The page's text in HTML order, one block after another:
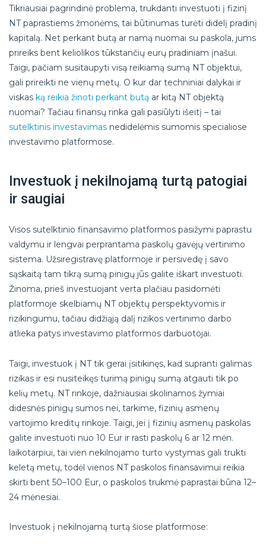
Tikriausiai pagrindinė problema, trukdanti investuoti į fizinį
NT paprastiems žmonėms, tai būtinumas turėti didelį pradinį
kapitalą. Net perkant butą ar namą nuomai su paskola, jums
prireiks bent keliolikos tūkstančių eurų pradiniam įnašui.
Taigi, pačiam susitaupyti visą reikiamą sumą NT objektui,
gali prireikti ne vienų metų. O kur dar techniniai dalykai ir
viskas ką reikia žinoti perkant butą ar kitą NT objektą
nuomai? Tačiau finansų rinka gali pasiūlyti išeitį – tai
sutelktinis investavimas nedidelėmis sumomis specialiose
investavimo platformose.
Investuok į nekilnojamą turtą patogiai
ir saugiai
Visos sutelktinio finansavimo platformos pasižymi paprastu
valdymu ir lengvai perprantama paskolų gavėjų vertinimo
sistema. Užsiregistravę platformoje ir persivedę į savo
sąskaitą tam tikrą sumą pinigų jūs galite iškart investuoti.
Žinoma, prieš investuojant verta plačiau pasidomėti
platformoje skelbiamų NT objektų perspektyvomis ir
rizikingumu, tačiau didžiąją dalį rizikos vertinimo darbo
atlieka patys investavimo platformos darbuotojai.
Taigi, investuok į NT tik gerai įsitikinęs, kad supranti galimas
rizikas ir esi nusiteikęs turimą pinigų sumą atgauti tik po
kelių metų. NT rinkoje, dažniausiai skolinamos žymiai
didesnės pinigų sumos nei, tarkime, fizinių asmenų
vartojimo kreditų rinkoje. Taigi, jei į fizinių asmenų paskolas
galite investuoti nuo 10 Eur ir rasti paskolų 6 ar 12 mėn.
laikotarpiui, tai vien nekilnojamo turto vystymas gali trukti
keletą metų, todėl vienos NT paskolos finansavimui reikia
skirti bent 50–100 Eur, o paskolos trukmė paprastai būna 12–
24 mėnesiai.
Investuok į nekilnojamą turtą šiose platformose: